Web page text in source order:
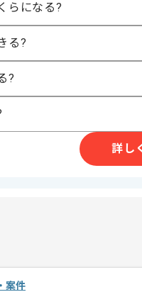
1回
での作業を想定しております
績に応じてスライド案件の
らになる?
る?
?
詳し
案件